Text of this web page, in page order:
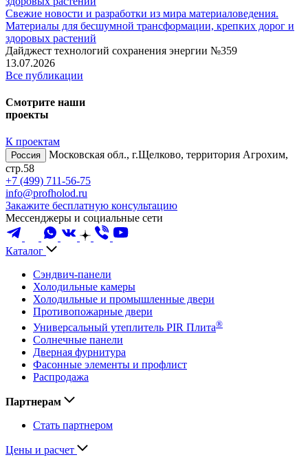
Свежие новости и разработки из мира материаловедения.
Материалы для бесшумной трансформации, крепких дорог и
здоровых растений
Дайджест технологий сохранения энергии №359
13.07.2026
Все публикации
Смотрите наши
проекты
К проектам
Россия
Московская обл., г.Щелково, территория Агрохим,
стр.58
+7 (499) 711-56-75
info@profholod.ru
Закажите бесплатную консультацию
Мессенджеры и социальные сети
Каталог
Сэндвич-панели
Холодильные камеры
Холодильные и промышленные двери
Противопожарные двери
Универсальный утеплитель PIR Плита®
Солнечные панели
Дверная фурнитура
Фасонные элементы и профлист
Распродажа
Партнерам
Стать партнером
Цены и расчет